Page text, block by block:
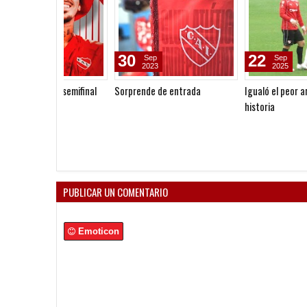
Igualó el peor arranque de la
22
Sep
Independiente y Menotti:
paladar negro,
08
May
PUBLICAR UN COMENTARIO
Emoticon